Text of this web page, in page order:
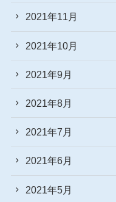
2021年11月
2021年10月
2021年9月
2021年8月
2021年7月
2021年6月
2021年5月